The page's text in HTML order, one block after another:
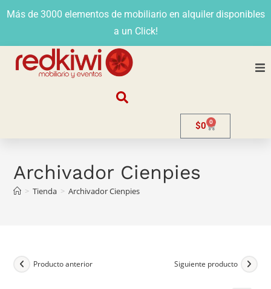
Más de 3000 elementos de mobiliario en alquiler disponibles
a un Click!
Contacto
$0 0
Archivador Cienpies
> Tienda > Archivador Cienpies
Producto anterior Siguiente producto